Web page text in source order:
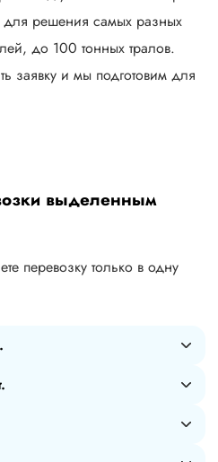
решения самых разных
до 100 тонных тралов.
заявку и мы подготовим для
выделенным
перевозку только в одну